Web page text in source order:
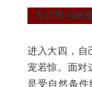
在优秀与碰
进入大四，自
宠若惊。面对
是受自然条